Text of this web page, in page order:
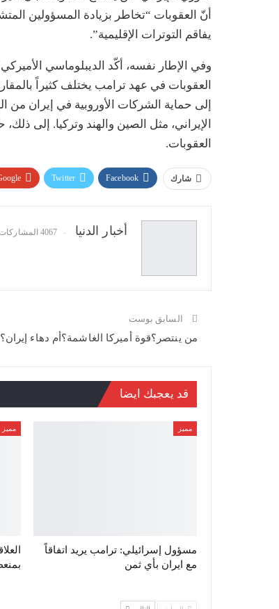
أنّ العقوبات “تخاطر بزيادة المسؤولين
يفاقم التوترات الإقليمية”.
العقوبات في عهد ترامب يختلف كثيراً
الإيراني، مثل الصين والهند وتركيا. إلى
العقوبات.
شارك Facebook
Twitter
أخبار الدنيا 4067 المشاركات
السابق بوست
من ينتصر؟قوة أميركا الغاشمة؟أم دهاء إيران؟
قد يعجبك ايضا
مميز
مسؤول إسرائيلي: ترامب يريد اتفاقاً
مع ايران بأي ثمن
مميز